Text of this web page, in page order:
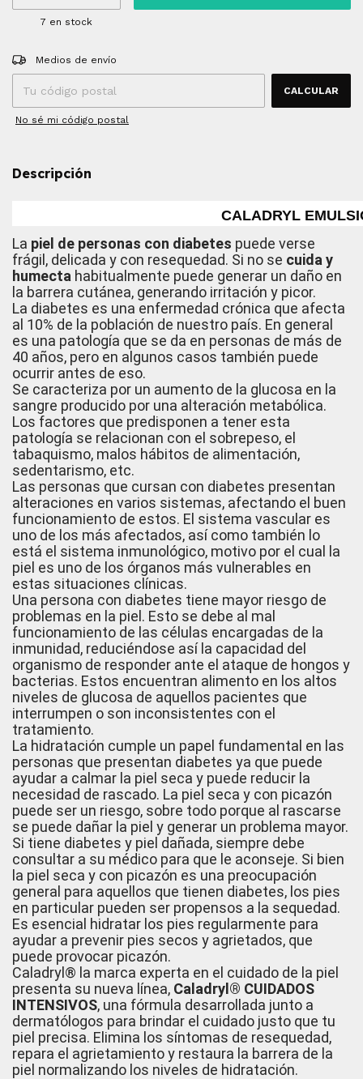
7 en stock
Entregas para el CP:
Medios de envío
CALCULAR
No sé mi código postal
Descripción
CALADRYL
La piel de personas con diabetes puede verse
frágil, delicada y con resequedad. Si no se cuida y
humecta habitualmente puede generar un daño en
la barrera cutánea, generando irritación y picor.
La diabetes es una enfermedad crónica que afecta
al 10% de la población de nuestro país. En general
es una patología que se da en personas de más de
40 años, pero en algunos casos también puede
ocurrir antes de eso.
Se caracteriza por un aumento de la glucosa en la
sangre producido por una alteración metabólica.
Los factores que predisponen a tener esta
patología se relacionan con el sobrepeso, el
tabaquismo, malos hábitos de alimentación,
sedentarismo, etc.
Las personas que cursan con diabetes presentan
alteraciones en varios sistemas, afectando el buen
funcionamiento de estos. El sistema vascular es
uno de los más afectados, así como también lo
está el sistema inmunológico, motivo por el cual la
piel es uno de los órganos más vulnerables en
estas situaciones clínicas.
Una persona con diabetes tiene mayor riesgo de
problemas en la piel. Esto se debe al mal
funcionamiento de las células encargadas de la
inmunidad, reduciéndose así la capacidad del
organismo de responder ante el ataque de hongos y
bacterias. Estos encuentran alimento en los altos
niveles de glucosa de aquellos pacientes que
interrumpen o son inconsistentes con el
tratamiento.
La hidratación cumple un papel fundamental en las
personas que presentan diabetes ya que puede
ayudar a calmar la piel seca y puede reducir la
necesidad de rascado. La piel seca y con picazón
puede ser un riesgo, sobre todo porque al rascarse
se puede dañar la piel y generar un problema mayor.
Si tiene diabetes y piel dañada, siempre debe
consultar a su médico para que le aconseje. Si bien
la piel seca y con picazón es una preocupación
general para aquellos que tienen diabetes, los pies
en particular pueden ser propensos a la sequedad.
Es esencial hidratar los pies regularmente para
ayudar a prevenir pies secos y agrietados, que
puede provocar picazón.
Caladryl® la marca experta en el cuidado de la piel
presenta su nueva línea, Caladryl® CUIDADOS
INTENSIVOS, una fórmula desarrollada junto a
dermatólogos para brindar el cuidado justo que tu
piel precisa. Elimina los síntomas de resequedad,
repara el agrietamiento y restaura la barrera de la
piel normalizando los niveles de hidratación.